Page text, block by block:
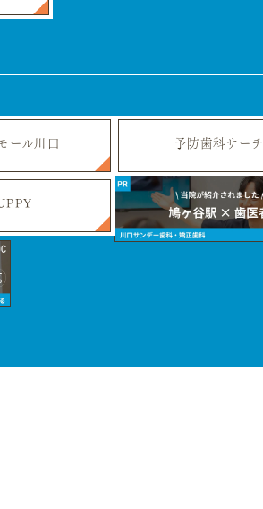
ール川口 予防歯科サーチ